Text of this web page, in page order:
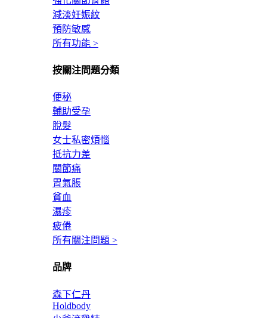
減淡妊娠紋
預防敏感
所有功能 >
按關注問題分類
便秘
輔助受孕
脫髮
女士私密煩惱
抵抗力差
關節痛
胃氣脹
貧血
濕疹
疲倦
所有關注問題 >
品牌
森下仁丹
Holdbody